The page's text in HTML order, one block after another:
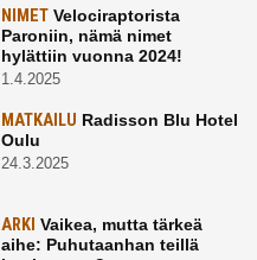
NIMETVelociraptorista
Paroniin, nämä nimet
hylättiin vuonna 2024!
1.4.2025
MATKAILU Radisson Blu Hotel
Oulu
24.3.2025
ARKI Vaikea, mutta tärkeä
aihe: Puhutaanhan teillä